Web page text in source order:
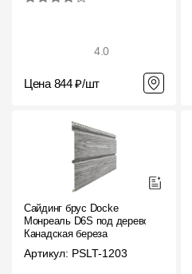
4.0
Цена 844 ₽/шт
Сайдинг брус Docke
Монреаль D6S под дерево
Канадская береза
Артикул: PSLT-1203